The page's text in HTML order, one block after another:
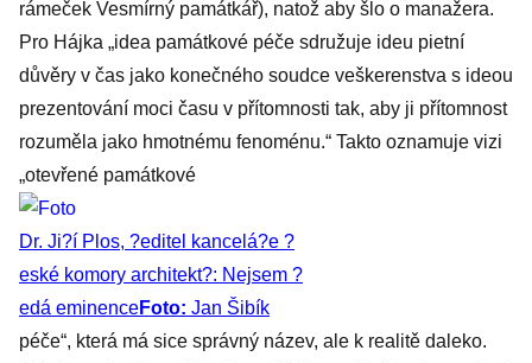
rámeček Vesmírný památkář), natož aby šlo o manažera.
Pro Hájka „idea památkové péče sdružuje ideu pietní
důvěry v čas jako konečného soudce veškerenstva s ideou
prezentování moci času v přítomnosti tak, aby ji přítomnost
rozuměla jako hmotnému fenoménu.“ Takto oznamuje vizi
„otevřené památkové
Dr. Ji?í Plos, ?editel kancelá?e ?
eské komory architekt?: Nejsem ?
edá eminenceFoto: Jan Šibík
péče“, která má sice správný název, ale k realitě daleko.